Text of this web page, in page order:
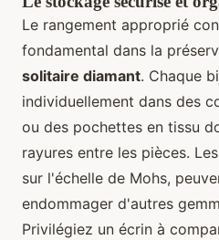
Le rangement approprié
fondamental dans la
solitaire diamant. Chaque
individuellement dans des
ou des pochettes en tissu
rayures entre les pièces.
sur l'échelle de Mohs,
endommager d'autres
Privilégiez un écrin à